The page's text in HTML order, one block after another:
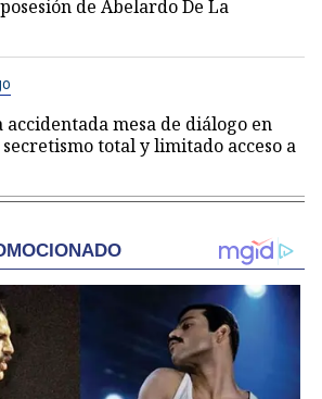
de Abelardo De La
accidentada mesa de diálogo en
total y limitado acceso a